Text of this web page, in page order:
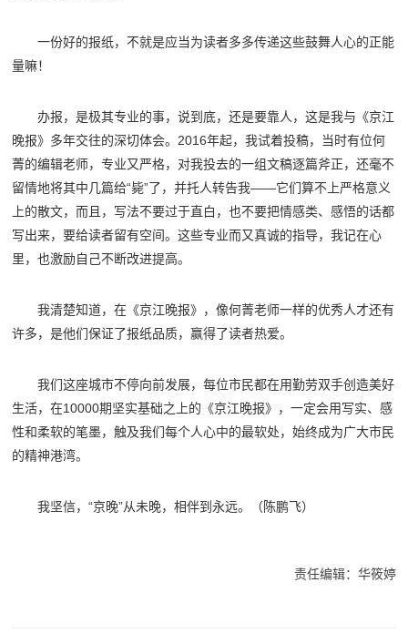
一份好的报纸，不就是应当为读者多多传递这些鼓舞人心的正能
量嘛！
办报，是极其专业的事，说到底，还是要靠人，这是我与《京江
晚报》多年交往的深切体会。2016年起，我试着投稿，当时有位何
菁的编辑老师，专业又严格，对我投去的一组文稿逐篇斧正，还毫不
留情地将其中几篇给“毙”了，并托人转告我——它们算不上严格意义
上的散文，而且，写法不要过于直白，也不要把情感类、感悟的话都
写出来，要给读者留有空间。这些专业而又真诚的指导，我记在心
里，也激励自己不断改进提高。
我清楚知道，在《京江晚报》，像何菁老师一样的优秀人才还有
许多，是他们保证了报纸品质，赢得了读者热爱。
我们这座城市不停向前发展，每位市民都在用勤劳双手创造美好
生活，在10000期坚实基础之上的《京江晚报》，一定会用写实、感
性和柔软的笔墨，触及我们每个人心中的最软处，始终成为广大市民
的精神港湾。
我坚信，“京晚”从未晚，相伴到永远。（陈鹏飞）
责任编辑：华筱婷